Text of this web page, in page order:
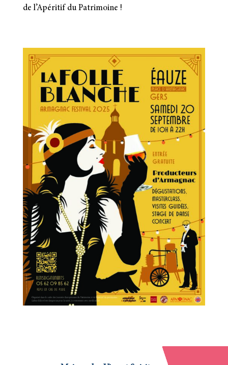
de l’Apéritif du Patrimoine !